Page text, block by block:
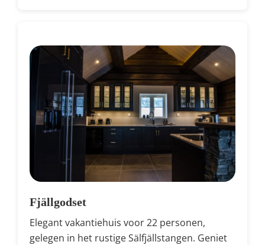
Fjällgodset
Elegant vakantiehuis voor 22 personen,
gelegen in het rustige Sälfjällstangen. Geniet